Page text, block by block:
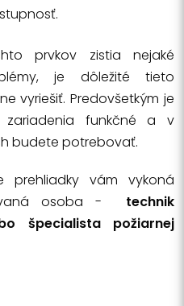
prvkov zistia nejaké
je dôležité tieto
vyriešiť. Predovšetkým je
funkčné a v
budete potrebovať.
prehliadky vám vykoná
osoba - technik
špecialista požiarnej